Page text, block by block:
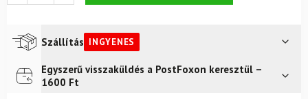
Grip
Automatikus
kötéssel
Szállítás INGYENES
Futár a címreIngyenes
Egyszerű visszaküldés a PostFoxon keresztül –
1600 Ft